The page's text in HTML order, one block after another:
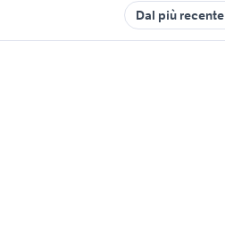
Dal più recente